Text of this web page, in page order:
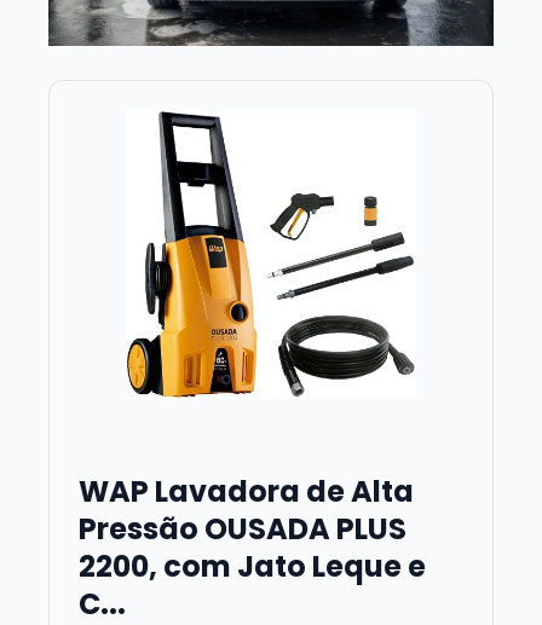
WAP Lavadora de Alta
Pressão OUSADA PLUS
2200, com Jato Leque e
C...